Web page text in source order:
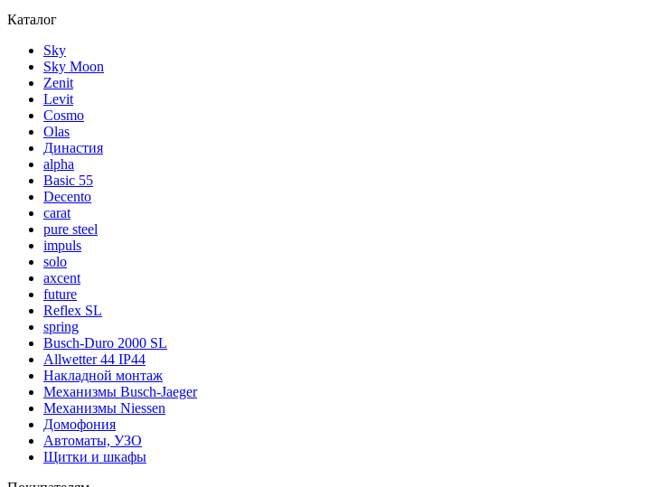
Каталог
Sky
Sky Moon
Zenit
Levit
Cosmo
Olas
Династия
alpha
Basic 55
Decento
carat
pure steel
impuls
solo
axcent
future
Reflex SL
spring
Busch-Duro 2000 SL
Allwetter 44 IP44
Накладной монтаж
Механизмы Busch-Jaeger
Механизмы Niessen
Домофония
Автоматы, УЗО
Щитки и шкафы